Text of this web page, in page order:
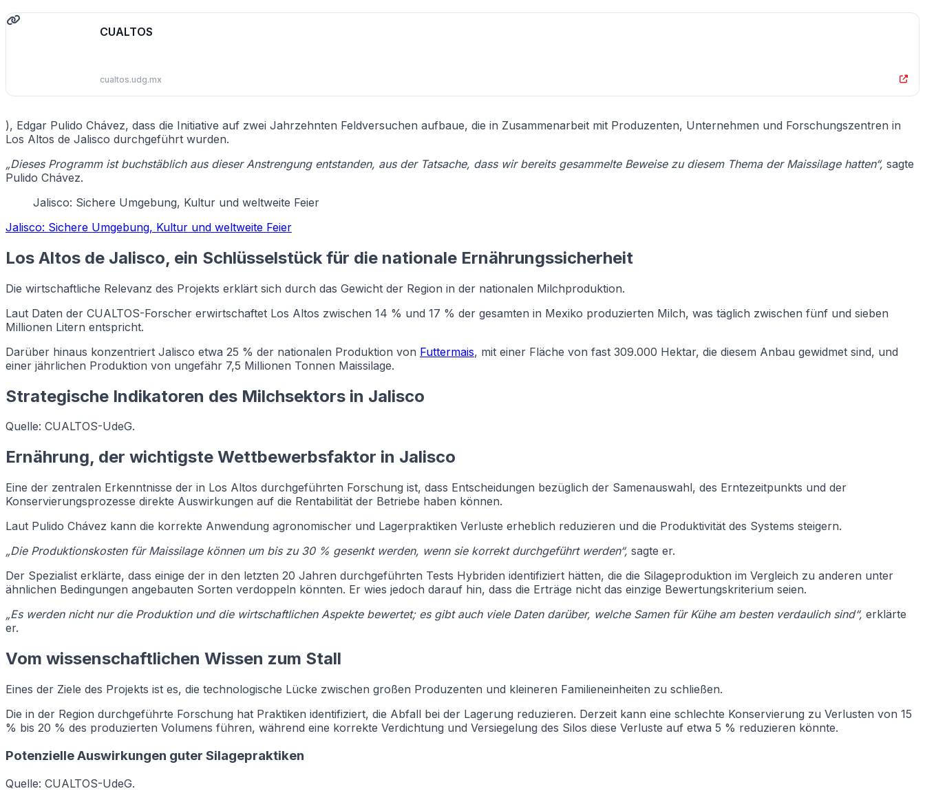
CUALTOS
cualtos.udg.mx
), Edgar Pulido Chávez, dass die Initiative auf zwei Jahrzehnten Feldversuchen aufbaue, die in Zusammenarbeit mit Produzenten, Unternehmen und Forschungszentren in
Los Altos de Jalisco durchgeführt wurden.
„Dieses Programm ist buchstäblich aus dieser Anstrengung entstanden, aus der Tatsache, dass wir bereits gesammelte Beweise zu diesem Thema der Maissilage hatten“, sagte
Pulido Chávez.
Jalisco: Sichere Umgebung, Kultur und weltweite Feier
Jalisco: Sichere Umgebung, Kultur und weltweite Feier
Los Altos de Jalisco, ein Schlüsselstück für die nationale Ernährungssicherheit
Die wirtschaftliche Relevanz des Projekts erklärt sich durch das Gewicht der Region in der nationalen Milchproduktion.
Laut Daten der CUALTOS-Forscher erwirtschaftet Los Altos zwischen 14 % und 17 % der gesamten in Mexiko produzierten Milch, was täglich zwischen fünf und sieben
Millionen Litern entspricht.
Darüber hinaus konzentriert Jalisco etwa 25 % der nationalen Produktion von Futtermais, mit einer Fläche von fast 309.000 Hektar, die diesem Anbau gewidmet sind, und
einer jährlichen Produktion von ungefähr 7,5 Millionen Tonnen Maissilage.
Strategische Indikatoren des Milchsektors in Jalisco
Quelle: CUALTOS-UdeG.
Ernährung, der wichtigste Wettbewerbsfaktor in Jalisco
Eine der zentralen Erkenntnisse der in Los Altos durchgeführten Forschung ist, dass Entscheidungen bezüglich der Samenauswahl, des Erntezeitpunkts und der
Konservierungsprozesse direkte Auswirkungen auf die Rentabilität der Betriebe haben können.
Laut Pulido Chávez kann die korrekte Anwendung agronomischer und Lagerpraktiken Verluste erheblich reduzieren und die Produktivität des Systems steigern.
„Die Produktionskosten für Maissilage können um bis zu 30 % gesenkt werden, wenn sie korrekt durchgeführt werden“, sagte er.
Der Spezialist erklärte, dass einige der in den letzten 20 Jahren durchgeführten Tests Hybriden identifiziert hätten, die die Silageproduktion im Vergleich zu anderen unter
ähnlichen Bedingungen angebauten Sorten verdoppeln könnten. Er wies jedoch darauf hin, dass die Erträge nicht das einzige Bewertungskriterium seien.
„Es werden nicht nur die Produktion und die wirtschaftlichen Aspekte bewertet; es gibt auch viele Daten darüber, welche Samen für Kühe am besten verdaulich sind“, erklärte
er.
Vom wissenschaftlichen Wissen zum Stall
Eines der Ziele des Projekts ist es, die technologische Lücke zwischen großen Produzenten und kleineren Familieneinheiten zu schließen.
Die in der Region durchgeführte Forschung hat Praktiken identifiziert, die Abfall bei der Lagerung reduzieren. Derzeit kann eine schlechte Konservierung zu Verlusten von 15
% bis 20 % des produzierten Volumens führen, während eine korrekte Verdichtung und Versiegelung des Silos diese Verluste auf etwa 5 % reduzieren könnte.
Potenzielle Auswirkungen guter Silagepraktiken
Quelle: CUALTOS-UdeG.